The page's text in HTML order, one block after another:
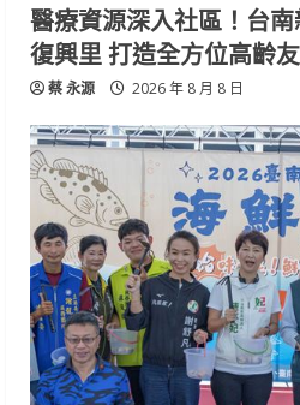
醫療資源深入社區！台
復興里 打造全方位高齡
蔡 永源 2026 年 8 月 8 日